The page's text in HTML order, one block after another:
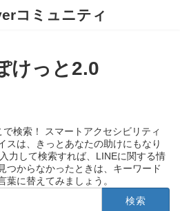
コミュニティ
けっと2.0
検索！ スマートアクセシビリティ
スは、きっとあなたの助けにもなり
力して検索すれば、LINEに関する情
つからなかったときは、キーワード
葉に替えてみましょう。